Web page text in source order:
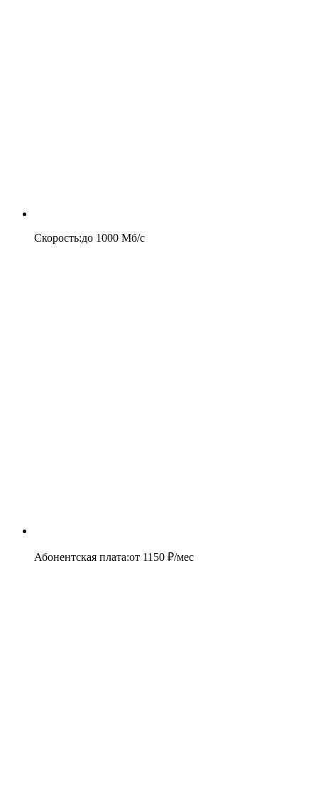
Скорость:до 1000 Мб/c
Абонентская плата:от 1150 ₽/мес